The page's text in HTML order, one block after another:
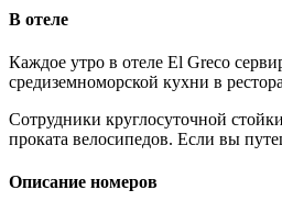
В отеле
Каждое утро в отеле El Greco
средиземноморской кухни в
Сотрудники круглосуточной
проката велосипедов. Если вы
Описание номеров